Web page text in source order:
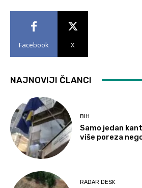
Facebook X
NAJNOVIJI ČLANCI
BIH
Samo jedan
više poreza
RADAR DESK